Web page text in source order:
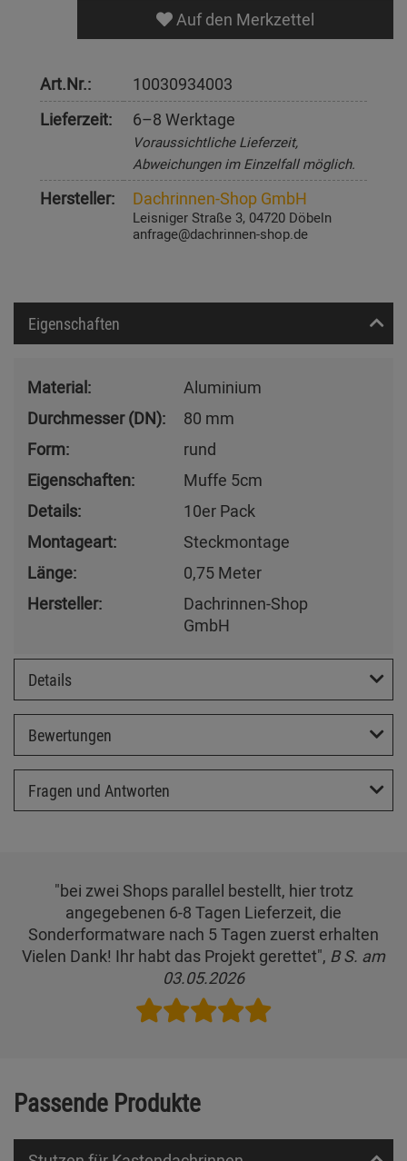
Auf den Merkzettel
Art.Nr.:
10030934003
Lieferzeit:
6–8 Werktage
Voraussichtliche Lieferzeit,
Abweichungen im Einzelfall möglich.
Hersteller: Dachrinnen-Shop GmbH
Leisniger Straße 3, 04720 Döbeln
anfrage@dachrinnen-shop.de
Eigenschaften
Material:
Aluminium
Durchmesser (DN):
80 mm
Form:
rund
Eigenschaften:
Muffe 5cm
Details:
10er Pack
Montageart:
Steckmontage
Länge:
0,75 Meter
Hersteller:
Dachrinnen-Shop
GmbH
Details
Bewertungen
Fragen und Antworten
"bei zwei Shops parallel bestellt, hier trotz
angegebenen 6-8 Tagen Lieferzeit, die
Sonderformatware nach 5 Tagen zuerst erhalten
Vielen Dank! Ihr habt das Projekt gerettet", B S. am
03.05.2026
Passende Produkte